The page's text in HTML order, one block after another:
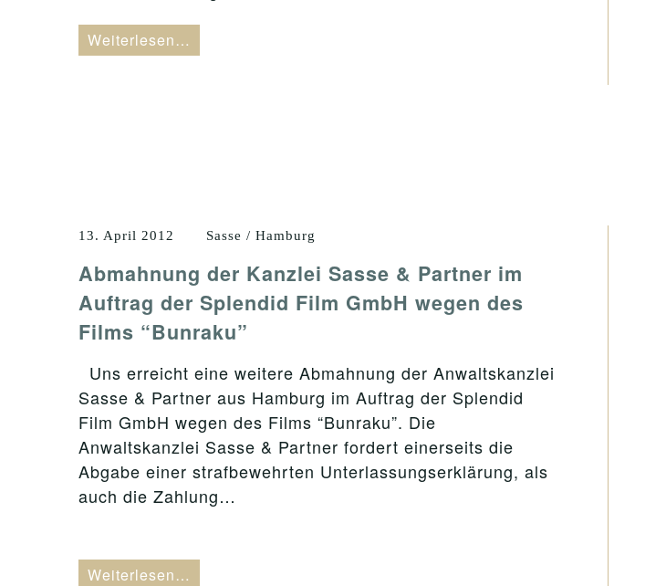
Weiterlesen…
13. April 2012 Sasse / Hamburg
Abmahnung der Kanzlei Sasse & Partner im
Auftrag der Splendid Film GmbH wegen des
Films “Bunraku”
Uns erreicht eine weitere Abmahnung der Anwaltskanzlei
Sasse & Partner aus Hamburg im Auftrag der Splendid
Film GmbH wegen des Films “Bunraku”. Die
Anwaltskanzlei Sasse & Partner fordert einerseits die
Abgabe einer strafbewehrten Unterlassungserklärung, als
auch die Zahlung…
Weiterlesen…